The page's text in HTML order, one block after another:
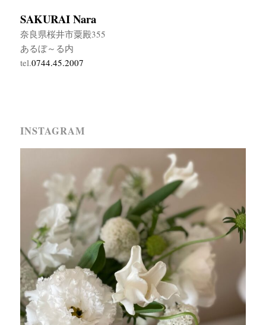
SAKURAI Nara
奈良県桜井市粟殿355
あるぼ～る内
tel.0744.45.2007
INSTAGRAM